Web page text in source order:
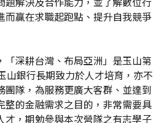
而贏在求職起跑點、提升自我競爭
「深耕台灣、布局亞洲」是玉山第
山銀行長期致力於人才培育，亦不
團隊，為服務更廣大客群、並達到
整的金融需求之目的，非常需要具
才，期勉參與本次營隊之有志學子